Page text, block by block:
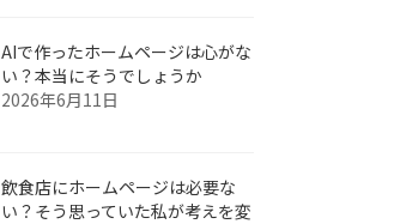
AIで作ったホームページは心がな
い？本当にそうでしょうか
2026年6月11日
飲食店にホームページは必要な
い？そう思っていた私が考えを変